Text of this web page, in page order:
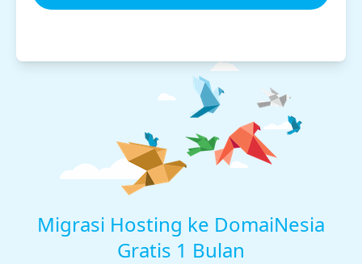
Migrasi Hosting ke DomaiNesia
Gratis 1 Bulan